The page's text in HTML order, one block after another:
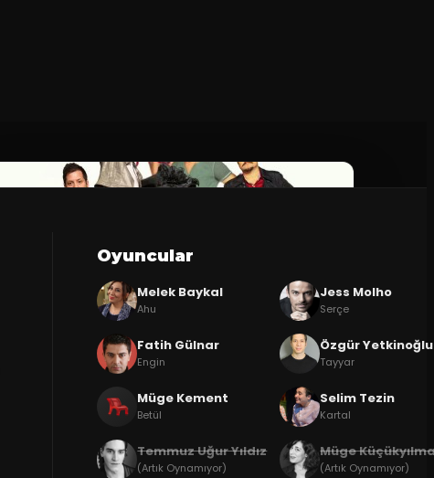
Oyuncular
Melek Baykal
Ahu
Jess Molho
Serçe
Fatih Gülnar
Engin
Özgür Yetkinoğlu
Tayyar
Müge Kement
Betül
Selim Tezin
Kartal
Temmuz Uğur Yıldız
(Artık Oynamıyor)
Müge
(Artık Oynamıyor)